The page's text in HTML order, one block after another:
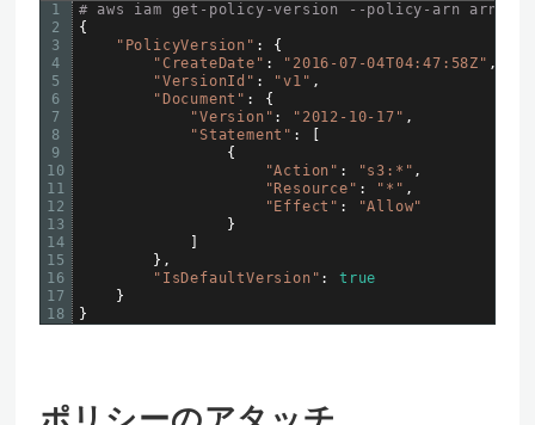
1
2
3
4
5
6
7
8
9
10
11
12
13
14
15
16
17
18
# aws iam get-policy-version --policy-arn
{
"PolicyVersion" :
{
"CreateDate" : "2016-07-04T04:47:58Z" ,
"VersionId" : "v1" ,
"Document" :
{
"Version" : "2012-10-17" ,
"Statement" :
{
"Action" : "s3:*" ,
"Resource" : "*" ,
"Effect" :
"Allow"
}
} ,
"IsDefaultVersion" :
true
}
}